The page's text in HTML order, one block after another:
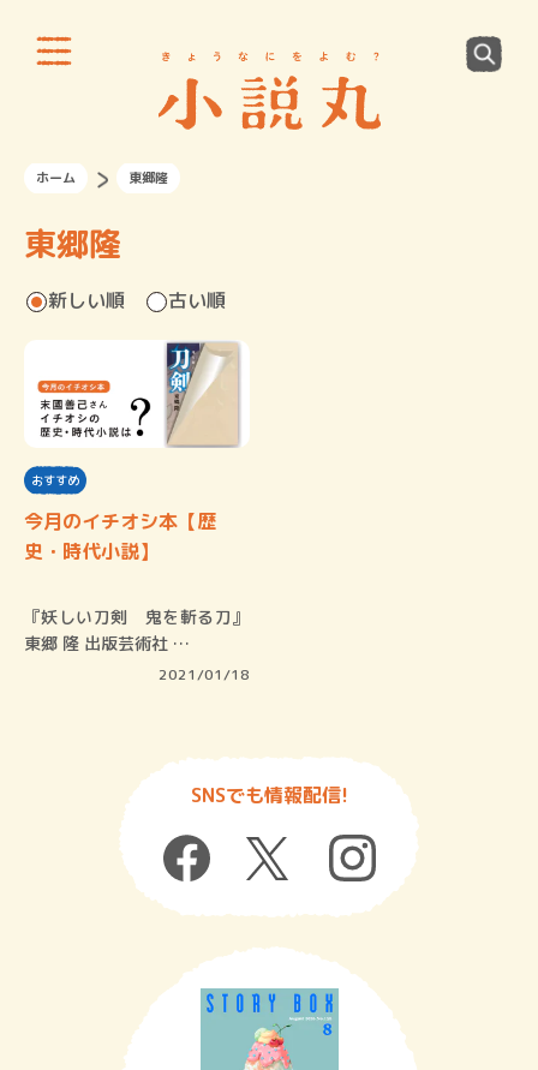
ホーム 東郷隆
東郷隆
新しい順 古い順
おすすめ
今月のイチオシ本【歴
史・時代小説】
『妖しい刀剣 鬼を斬る刀』
東郷 隆 出版芸術社 …
2021/01/18
SNSでも情報配信!